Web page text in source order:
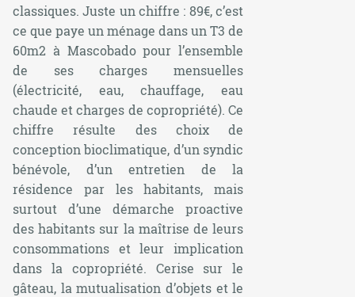
classiques. Juste un chiffre : 89€, c’est
ce que paye un ménage dans un T3 de
60m2 à Mascobado pour l’ensemble
de ses charges mensuelles
(électricité, eau, chauffage, eau
chaude et charges de copropriété). Ce
chiffre résulte des choix de
conception bioclimatique, d’un syndic
bénévole, d’un entretien de la
résidence par les habitants, mais
surtout d’une démarche proactive
des habitants sur la maîtrise de leurs
consommations et leur implication
dans la copropriété. Cerise sur le
gâteau, la mutualisation d’objets et le